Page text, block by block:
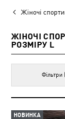
Жіночі
ЖІНОЧІ
РОЗМІРУ L
Фільтри
НОВИНКА